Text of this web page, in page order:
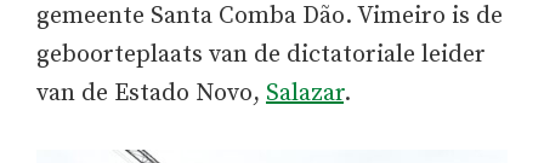
gemeente Santa Comba Dão. Vimeiro is de
geboorteplaats van de dictatoriale leider
van de Estado Novo, Salazar.